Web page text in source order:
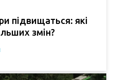
підвищаться: які
змін?